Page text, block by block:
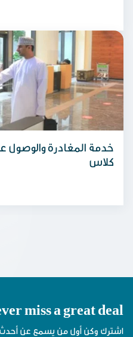
خدمة المغادرة والوصول
كلاس
miss a great deal
اشترك وكن أول من يسمع عن